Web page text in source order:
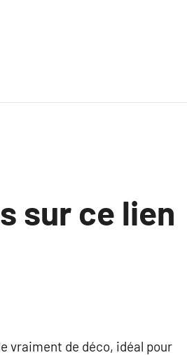
sur ce lien
vraiment de déco, idéal pour